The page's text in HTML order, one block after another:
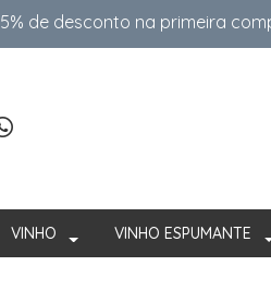
5% de desconto na primeira
VINHO VINHO ESPUMANTE